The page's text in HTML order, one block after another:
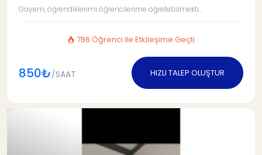
Gayem, öğrendiklerimi öğrencilerime öğretebilmekti...
786 Öğrenci ile Etkileşime Geçti
850₺/SAAT HIZLI TALEP OLUŞTUR